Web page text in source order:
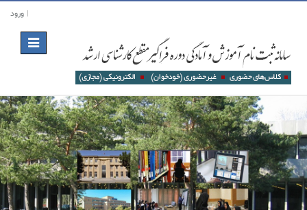
ورود
Toggle
navigation